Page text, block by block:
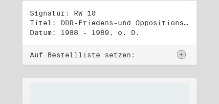
Signatur: RW 10
Titel: DDR-Friedens-und Oppositionsbewegung (3)
Datum: 1988 - 1989, o. D.
Auf Bestellliste setzen: